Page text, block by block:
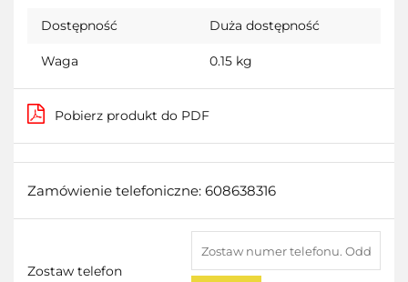
Dostępność Duża dostępność
Waga 0.15 kg
Pobierz produkt do PDF
Zamówienie telefoniczne: 608638316
Zostaw telefon